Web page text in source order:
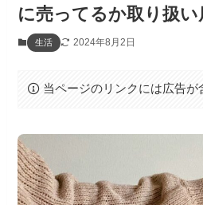
に売ってるか取り扱
生活 2024年8月2日
当ページのリンクには広告が